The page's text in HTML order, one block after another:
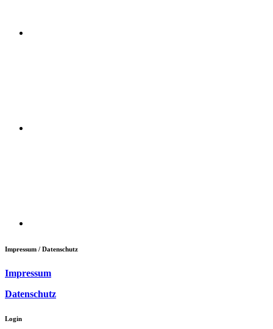
Impressum / Datenschutz
Impressum
Datenschutz
Login